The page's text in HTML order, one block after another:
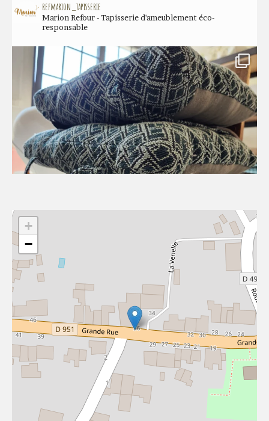
refmarion_tapisserie
Marion Refour - Tapisserie d'ameublement éco-
responsable
+
−